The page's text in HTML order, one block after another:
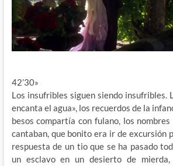
42’30»
Los insufribles siguen siendo insufribles.
encanta el agua», los recuerdos de la
besos compartía con fulano, los
cantaban, que bonito era ir de excursión
respuesta de un tio que se ha pasado
un esclavo en un desierto de